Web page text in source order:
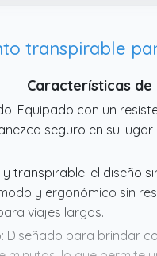
transpirable
Características
Equipado con un
seguro en su
transpirable: el diseño
y ergonómico sin
viajes largos.
para brindar